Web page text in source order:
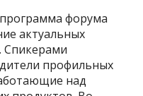
форума
актуальных
Спикерами
профильных
над